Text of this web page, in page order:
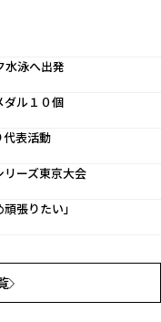
水泳へ出発
ダル１０個
代表活動
ーズ東京大会
張りたい」